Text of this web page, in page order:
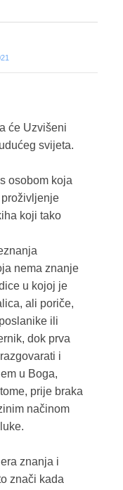
će Uzvišeni
svijeta.
osobom koja
koji tako
nema znanje
u kojoj je
ali poriče,
ili
dok prva
i
u Boga,
prije braka
načinom
znanja i
znači kada